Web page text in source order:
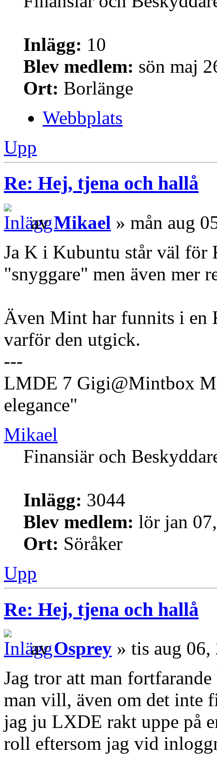
Inlägg: 10
Blev medlem: sön maj
Ort: Borlänge
Webbplats
Upp
Re: Hej, tjena och hallå
avMikael » mån aug
Ja K i Kubuntu står väl
"snyggare" men även mer
Även Mint har funnits i en
varför den utgick.
---
LMDE 7 Gigi@Mintbox
elegance"
Mikael
Finansiär och
Inlägg: 3044
Blev medlem: lör jan
Ort: Söråker
Upp
Re: Hej, tjena och hallå
avOsprey » tis aug
Jag tror att man
man vill, även om det inte
jag ju LXDE rakt uppe på
roll eftersom jag vid